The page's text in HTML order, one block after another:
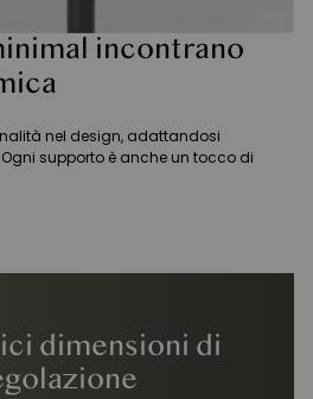
incontrano
nel design, adattandosi
supporto è anche un tocco di
dimensioni di